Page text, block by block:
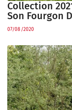
Collection
Son Fourgon
07/08/2020